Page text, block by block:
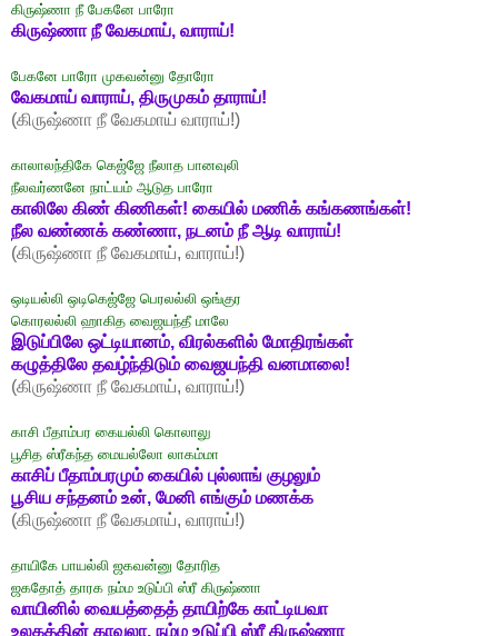
கிருஷ்ணா நீ பேகனே பாரோ
கிருஷ்ணா நீ வேகமாய், வாராய்!
பேகனே பாரோ முகவன்னு தோரோ
வேகமாய் வாராய், திருமுகம் தாராய்!
(கிருஷ்ணா நீ வேகமாய் வாராய்!)
காலாலந்திகே கெஜ்ஜே நீலாத பானவுலி
நீலவர்ணனே நாட்யம் ஆடுத பாரோ
காலிலே கிண் கிணிகள்! கையில் மணிக் கங்கணங்கள்!
நீல வண்ணக் கண்ணா, நடனம் நீ ஆடி வாராய்!
(கிருஷ்ணா நீ வேகமாய், வாராய்!)
ஒடியல்லி ஒடிகெஜ்ஜே பெரலல்லி ஒங்குர
கொரலல்லி ஹாகித வைஜயந்தீ மாலே
இடுப்பிலே ஒட்டியானம், விரல்களில் மோதிரங்கள்
கழுத்திலே தவழ்ந்திடும் வைஜயந்தி வனமாலை!
(கிருஷ்ணா நீ வேகமாய், வாராய்!)
காசி பீதாம்பர கையல்லி கொலாலு
பூசித ஸ்ரீகந்த மையல்லோ லாகம்மா
காசிப் பீதாம்பரமும் கையில் புல்லாங் குழலும்
பூசிய சந்தனம் உன், மேனி எங்கும் மணக்க
(கிருஷ்ணா நீ வேகமாய், வாராய்!)
தாயிகே பாயல்லி ஜகவன்னு தோரித
ஜகதோத் தாரக நம்ம உடுப்பி ஸ்ரீ கிருஷ்ணா
வாயினில் வையத்தைத் தாயிற்கே காட்டியவா
உலகத்தின் காவலா, நம்ம உடுப்பி ஸ்ரீ கிருஷ்ணா